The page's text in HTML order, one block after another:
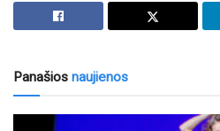
Panašios naujienos